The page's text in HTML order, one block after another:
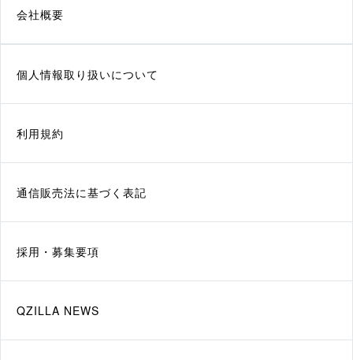
会社概要
個人情報取り扱いについて
利用規約
通信販売法に基づく表記
採用・募集要項
QZILLA NEWS